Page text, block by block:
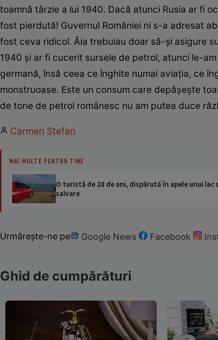
toamnă târzie a lui 1940. Dacă atunci Rusia ar fi
fost pierdută! Guvernul României ni s-a adresat
fost ceva ridicol. Ăia trebuiau doar să-şi asigure
1940 şi ar fi cucerit sursele de petrol, atunci le-
germană, însă ceea ce înghite numai aviaţia, ce
monstruoase. Este un consum care depăşeşte
de tone de petrol românesc nu am putea duce
Carmen Ştefan
MAI MULTE PENTRU TINE
O turistă de 28 de ani, dispărută în apele unui
salvare
Urmărește-ne pe Google News Facebook
Ghid de cumpărături